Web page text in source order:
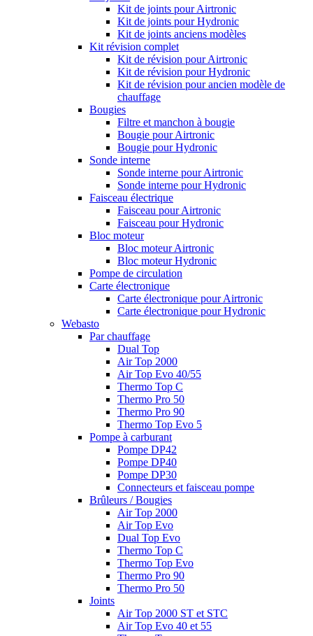
Kit de joints pour Airtronic
Kit de joints pour Hydronic
Kit de joints anciens modèles
Kit révision complet
Kit de révision pour Airtronic
Kit de révision pour Hydronic
Kit de révision pour ancien modèle de
chauffage
Bougies
Filtre et manchon à bougie
Bougie pour Airtronic
Bougie pour Hydronic
Sonde interne
Sonde interne pour Airtronic
Sonde interne pour Hydronic
Faisceau électrique
Faisceau pour Airtronic
Faisceau pour Hydronic
Bloc moteur
Bloc moteur Airtronic
Bloc moteur Hydronic
Pompe de circulation
Carte électronique
Carte électronique pour Airtronic
Carte électronique pour Hydronic
Webasto
Par chauffage
Dual Top
Air Top 2000
Air Top Evo 40/55
Thermo Top C
Thermo Pro 50
Thermo Pro 90
Thermo Top Evo 5
Pompe à carburant
Pompe DP42
Pompe DP40
Pompe DP30
Connecteurs et faisceau pompe
Brûleurs / Bougies
Air Top 2000
Air Top Evo
Dual Top Evo
Thermo Top C
Thermo Top Evo
Thermo Pro 90
Thermo Pro 50
Joints
Air Top 2000 ST et STC
Air Top Evo 40 et 55